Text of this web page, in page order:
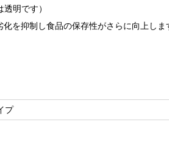
明です）
を抑制し食品の保存性がさらに向上しま
プ